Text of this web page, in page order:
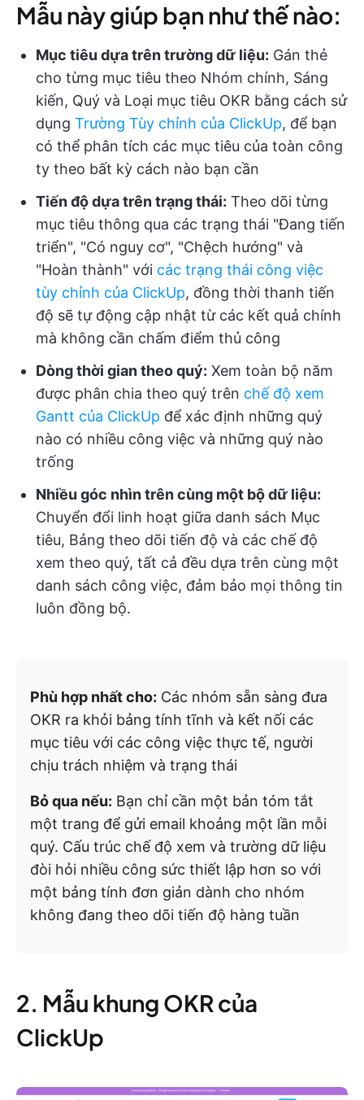
Mẫu này giúp bạn như thế nào:
Mục tiêu dựa trên trường dữ liệu: Gán thẻ
cho từng mục tiêu theo Nhóm chính, Sáng
kiến, Quý và Loại mục tiêu OKR bằng cách sử
dụng Trường Tùy chỉnh của ClickUp, để bạn
có thể phân tích các mục tiêu của toàn công
ty theo bất kỳ cách nào bạn cần
Tiến độ dựa trên trạng thái: Theo dõi từng
mục tiêu thông qua các trạng thái "Đang tiến
triển", "Có nguy cơ", "Chệch hướng" và
"Hoàn thành" với các trạng thái công việc
tùy chỉnh của ClickUp, đồng thời thanh tiến
độ sẽ tự động cập nhật từ các kết quả chính
mà không cần chấm điểm thủ công
Dòng thời gian theo quý: Xem toàn bộ năm
được phân chia theo quý trên chế độ xem
Gantt của ClickUp để xác định những quý
nào có nhiều công việc và những quý nào
trống
Nhiều góc nhìn trên cùng một bộ dữ liệu:
Chuyển đổi linh hoạt giữa danh sách Mục
tiêu, Bảng theo dõi tiến độ và các chế độ
xem theo quý, tất cả đều dựa trên cùng một
danh sách công việc, đảm bảo mọi thông tin
luôn đồng bộ.
Phù hợp nhất cho: Các nhóm sẵn sàng đưa
OKR ra khỏi bảng tính tĩnh và kết nối các
mục tiêu với các công việc thực tế, người
chịu trách nhiệm và trạng thái
Bỏ qua nếu: Bạn chỉ cần một bản tóm tắt
một trang để gửi email khoảng một lần mỗi
quý. Cấu trúc chế độ xem và trường dữ liệu
đòi hỏi nhiều công sức thiết lập hơn so với
một bảng tính đơn giản dành cho nhóm
không đang theo dõi tiến độ hàng tuần
2. Mẫu khung OKR của
ClickUp